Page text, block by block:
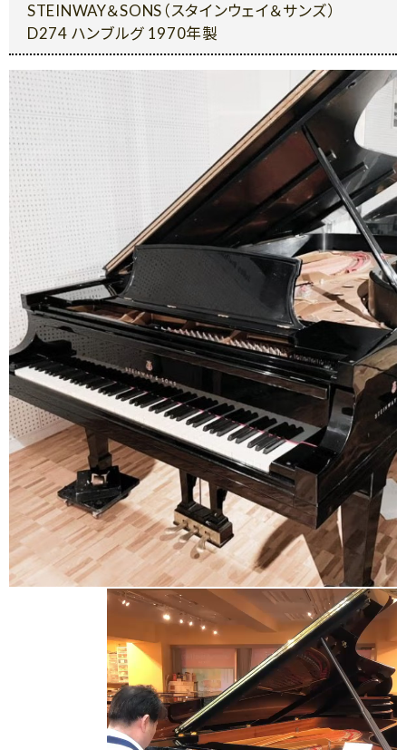
STEINWAY＆SONS（スタインウェイ＆サンズ）
D274 ハンブルグ 1970年製